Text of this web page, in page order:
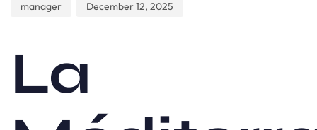
manager December 12, 2025
La